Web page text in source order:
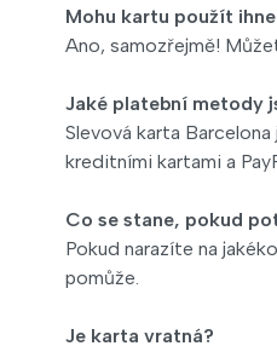
Mohu kartu použít
Ano, samozřejmě!
Jaké platební metody
Slevová karta
kreditními kartami a
Co se stane, pokud
Pokud narazíte na
pomůže.
Je karta vratná?